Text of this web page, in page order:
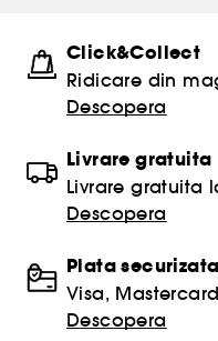
Click&Collect
Ridicare din
Descopera
Livrare gratuita
Livrare gratuita
Descopera
Plata securizata
Visa,
Descopera